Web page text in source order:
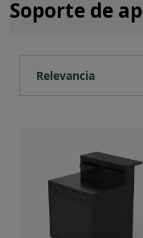
Soporte de
Relevancia